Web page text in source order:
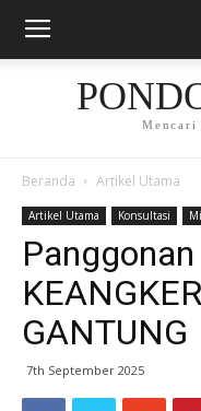
Beranda Artikel Utama
Artikel Utama Konsultasi
GANTUNG
7th September 2025